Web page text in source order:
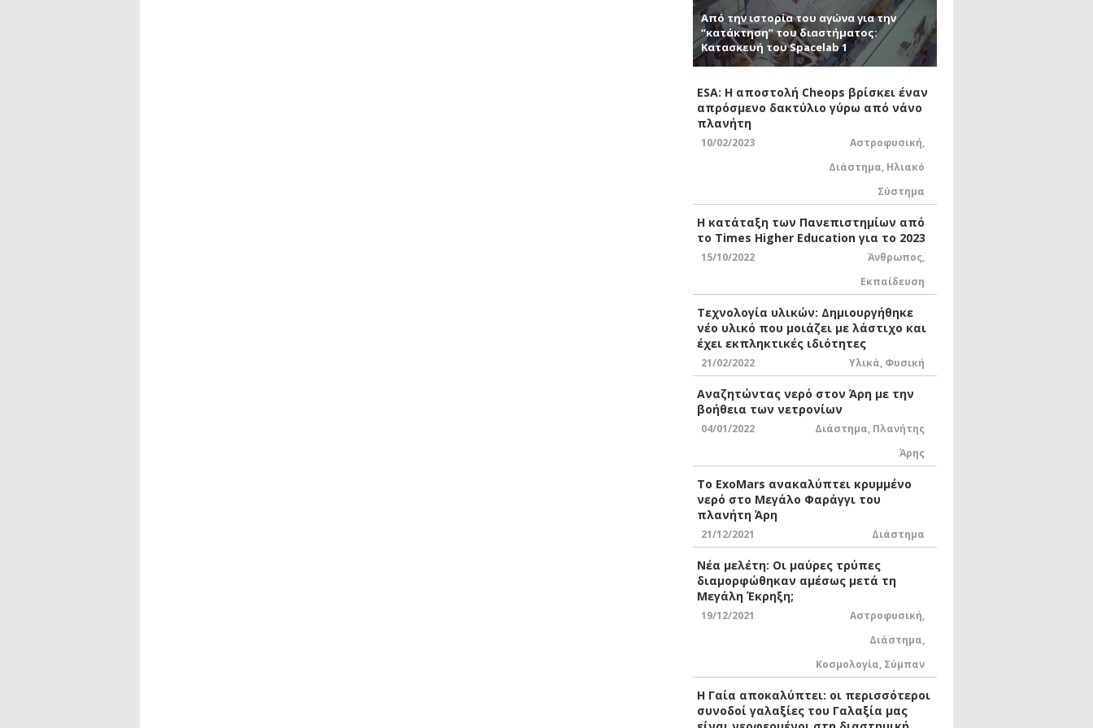
Από την ιστορία του αγώνα για την
“κατάκτηση” του διαστήματος:
Κατασκευή του Spacelab 1
ESA: Η αποστολή Cheops βρίσκει έναν
απρόσμενο δακτύλιο γύρω από νάνο
πλανήτη
10/02/2023 Αστροφυσική,
Διάστημα, Ηλιακό
Σύστημα
Η κατάταξη των Πανεπιστημίων από
το Times Higher Education για το 2023
15/10/2022 Άνθρωπος,
Εκπαίδευση
Τεχνολογία υλικών: Δημιουργήθηκε
νέο υλικό που μοιάζει με λάστιχο και
έχει εκπληκτικές ιδιότητες
21/02/2022 Υλικά, Φυσική
Αναζητώντας νερό στον Άρη με την
βοήθεια των νετρονίων
04/01/2022 Διάστημα, Πλανήτης
Άρης
Το ExoMars ανακαλύπτει κρυμμένο
νερό στο Μεγάλο Φαράγγι του
πλανήτη Άρη
21/12/2021 Διάστημα
Νέα μελέτη: Οι μαύρες τρύπες
διαμορφώθηκαν αμέσως μετά τη
Μεγάλη Έκρηξη;
19/12/2021 Αστροφυσική,
Διάστημα,
Κοσμολογία, Σύμπαν
Η Γαία αποκαλύπτει: οι περισσότεροι
συνοδοί γαλαξίες του Γαλαξία μας